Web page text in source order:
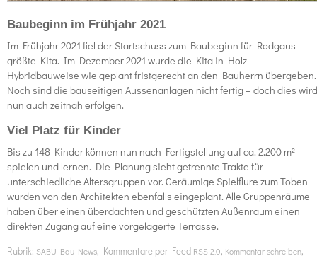
Baubeginn im Frühjahr 2021
Im Frühjahr 2021 fiel der Startschuss zum Baubeginn für Rodgaus
größte Kita. Im Dezember 2021 wurde die Kita in Holz-
Hybridbauweise wie geplant fristgerecht an den Bauherrn übergeben.
Noch sind die bauseitigen Aussenanlagen nicht fertig – doch dies wird
nun auch zeitnah erfolgen.
Viel Platz für Kinder
Bis zu 148 Kinder können nun nach Fertigstellung auf ca. 2.200 m²
spielen und lernen. Die Planung sieht getrennte Trakte für
unterschiedliche Altersgruppen vor. Geräumige Spielflure zum Toben
wurden von den Architekten ebenfalls eingeplant. Alle Gruppenräume
haben über einen überdachten und geschützten Außenraum einen
direkten Zugang auf eine vorgelagerte Terrasse.
Rubrik: SÄBU Bau News, Kommentare per Feed RSS 2.0, Kommentar schreiben,